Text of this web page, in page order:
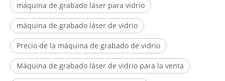
máquina de grabado láser para vidrio
máquina de grabado láser de vidrio
Precio de la máquina de grabado de vidrio
Máquina de grabado láser de vidrio para la venta